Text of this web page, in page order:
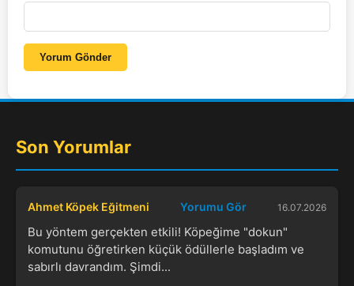
Yorum Gönder
Son Yorumlar
Ahmet Köpek Eğitmeni Yorumu Gör 16.07.2026
Bu yöntem gerçekten etkili! Köpeğime "dokun"
komutunu öğretirken küçük ödüllerle başladım ve
sabırlı davrandım. Şimdi...